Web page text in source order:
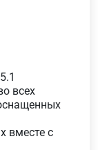
всех
вместе с